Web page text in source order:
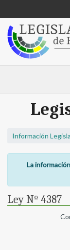
Información
La
Ley Nº 4387